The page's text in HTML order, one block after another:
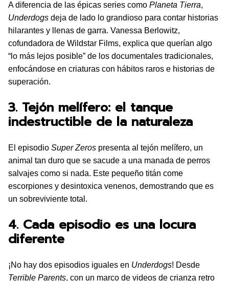
A diferencia de las épicas series como Planeta Tierra,
Underdogs deja de lado lo grandioso para contar historias
hilarantes y llenas de garra. Vanessa Berlowitz,
cofundadora de Wildstar Films, explica que querían algo
“lo más lejos posible” de los documentales tradicionales,
enfocándose en criaturas con hábitos raros e historias de
superación.
3. Tejón melífero: el tanque
indestructible de la naturaleza
El episodio Super Zeros presenta al tejón melífero, un
animal tan duro que se sacude a una manada de perros
salvajes como si nada. Este pequeño titán come
escorpiones y desintoxica venenos, demostrando que es
un sobreviviente total.
4. Cada episodio es una locura
diferente
¡No hay dos episodios iguales en Underdogs! Desde
Terrible Parents, con un marco de videos de crianza retro